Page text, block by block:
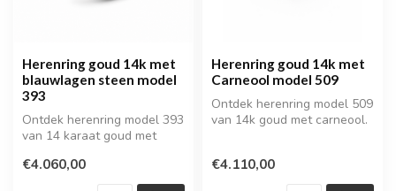
Herenring goud 14k met
blauwlagen steen model
393
Ontdek herenring model 393
van 14 karaat goud met
st...
€4.060,00
Herenring goud 14k met
Carneool model 509
Ontdek herenring model 509
van 14k goud met carneool.
€4.110,00